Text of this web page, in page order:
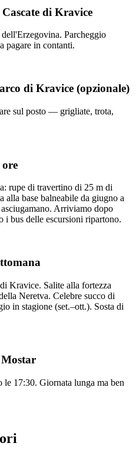
di Kravice
Parcheggio
pagare in contanti.
di Kravice (opzionale)
sul posto — grigliate, trota,
rupe di travertino di 25 m di
alla base balneabile da giugno a
Arriviamo dopo
i bus delle escursioni ripartono.
Kravice. Salite alla fortezza
Neretva. Celebre succo di
in stagione (set.–ott.). Sosta di
17:30. Giornata lunga ma ben